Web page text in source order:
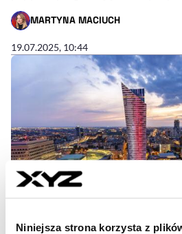
Niniejsza strona korzysta z
MARTYNA MACIUCH
- AUTOR ARTYKUŁU - PROFIL
19.07.2025, 10:44